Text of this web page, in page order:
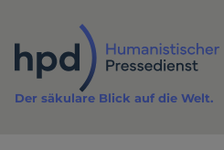
Inhalt
Der säkulare Blick auf die Welt.